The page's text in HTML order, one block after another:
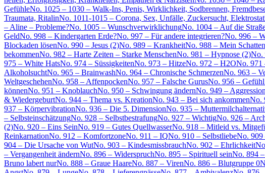
GefühleNo. 1025 – 1030 – Walk-Ins, Penis, Wirklichkeit, Sodbrennen,
Traumata, RitalinNo. 1011-1015 – Corona, Sex, Unfälle, Zuckersucht,
– Aline – Probleme?No. 1005 – WunschverwirklichungNo. 1004 – Auf die
GeldNo. 998 – Kindergarten Erde?No. 997 – Für andere integrieren?No. 996 –
Blockaden lösenNo. 990 – Jesus (2)No. 989 – KrankheitNo. 988 – Mein Schatten
bekommenNo. 982 – Harte Zeiten – Starke MenschenNo. 981 – Hypnose (2)No.
975 – White HatsNo. 974 – SüssigkeitenNo. 973 – HitzeNo. 972 – H2ONo. 971
AlkoholsuchtNo. 965 – BrainwashNo. 964 – Chronische SchmerzenNo. 963 –
WeltgeschehenNo. 958 – AffenpockenNo. 957 – Falsche GurusNo. 956 –
könnenNo. 951 – KnoblauchNo. 950 – Schwingung ändernNo. 949 –
& WiedergeburtNo. 944 – Thema vs. KreationNo. 943 – Bei sich ankommenNo.
937 – KörpervibrationNo. 936 – Die 5. DimensionNo. 935 –
– SelbsteinschätzungNo. 928 – SelbstbestrafungNo. 927 – WichtigNo. 926 –
(2)No. 920 – Eins SeinNo. 919 – Gutes QuellwasserNo. 918 – Mitleid vs.
ReinkarnationNo. 912 – KomfortzoneNo. 911 – IQNo. 910 – SelbstliebeNo. 909
904 – Die Ursache von WutNo. 903 – KindesmissbrauchNo. 902 – Ehrlichkeit
– Vergangenheit ändernNo. 896 – WiderspruchNo. 895 – Spirituell seinNo. 894
Bruno labert nurNo. 888 – Graue HaareNo. 887 – VirenNo. 886 – Blutgruppe 0